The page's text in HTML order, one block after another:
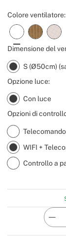
Colore ventilatore:
Dimensione del
S (Ø50cm)
Opzione luce:
Con luce
Opzioni di
Telecomando
WIFI +
Controllo a